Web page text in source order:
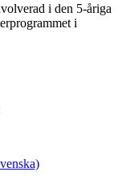
i den 5-åriga
i